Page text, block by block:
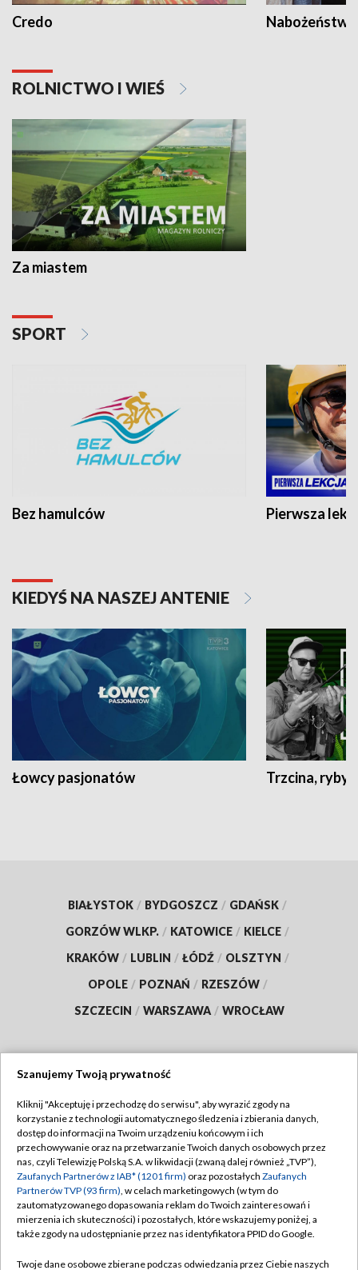
Credo
ROLNICTWO I WIEŚ
Za miastem
SPORT
Bez hamulców Pierwsza
KIEDYŚ NA NASZEJ ANTENIE
Łowcy pasjonatów Trzcina, ryby
BIAŁYSTOK / BYDGOSZCZ / GDAŃSK /
GORZÓW WLKP. / KATOWICE / KIELCE /
KRAKÓW / LUBLIN / ŁÓDŹ / OLSZTYN /
OPOLE / POZNAŃ / RZESZÓW /
SZCZECIN / WARSZAWA / WROCŁAW
TVP
Abonament TVP
Emisja w TVP
Centrum informacji TVP
Naziemna Telewizja Cyfrowa
Regulamin TVP
Polityka prywatności
Moje zgody
Pomoc
Szanujemy Twoją prywatność
Kliknij "Akceptuję i przechodzę do serwisu", aby wyrazić zgody na
korzystanie z technologii automatycznego śledzenia i zbierania danych,
dostęp do informacji na Twoim urządzeniu końcowym i ich
przechowywanie oraz na przetwarzanie Twoich danych osobowych przez
nas, czyli Telewizję Polską S.A. w likwidacji (zwaną dalej również „TVP”),
Zaufanych Partnerów z IAB* (1201 firm) oraz pozostałych Zaufanych
Partnerów TVP (93 firm), w celach marketingowych (w tym do
zautomatyzowanego dopasowania reklam do Twoich zainteresowań i
mierzenia ich skuteczności) i pozostałych, które wskazujemy poniżej, a
także zgody na udostępnianie przez nas identyfikatora PPID do Google.
Twoje dane osobowe zbierane podczas odwiedzania przez Ciebie naszych